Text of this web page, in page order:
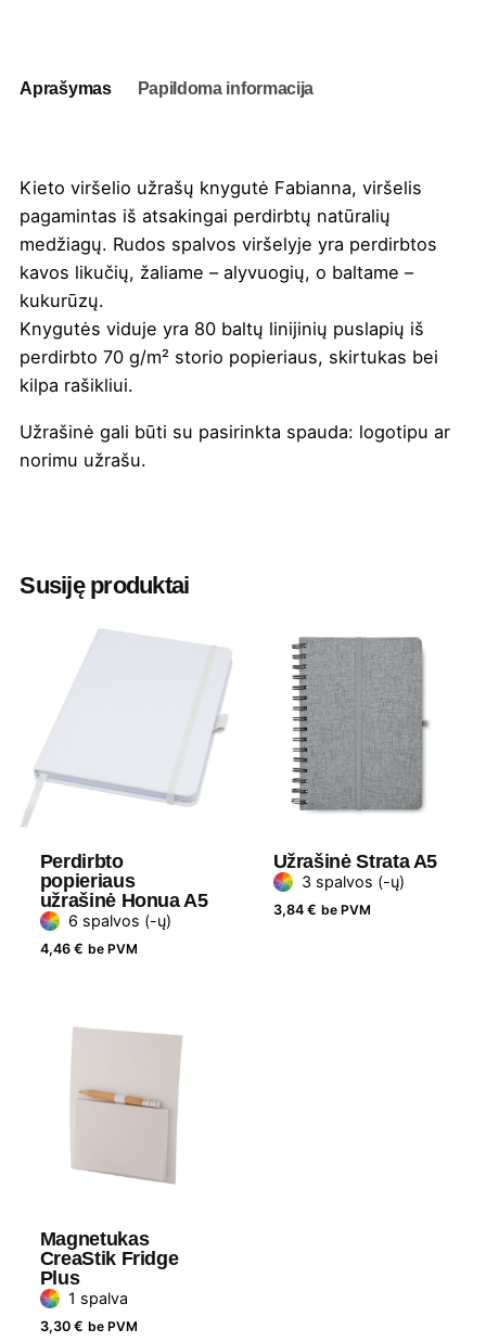
Aprašymas Papildoma informacija
Kieto viršelio užrašų knygutė Fabianna, viršelis
pagamintas iš atsakingai perdirbtų natūralių
medžiagų. Rudos spalvos viršelyje yra perdirbtos
kavos likučių, žaliame – alyvuogių, o baltame –
kukurūzų.
Knygutės viduje yra 80 baltų linijinių puslapių iš
perdirbto 70 g/m² storio popieriaus, skirtukas bei
kilpa rašikliui.
Užrašinė gali būti su pasirinkta spauda: logotipu ar
norimu užrašu.
Medžiaga Perdirbtas popierius
Prekės ženklas Bullet
Susiję produktai
Perdirbto
popieriaus
užrašinė Honua A5
6 spalvos (-ų)
4,46 € be PVM
Užrašinė Strata A5
3 spalvos (-ų)
3,84 € be PVM
Magnetukas
CreaStik Fridge
Plus
1 spalva
3,30 € be PVM